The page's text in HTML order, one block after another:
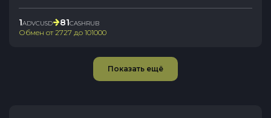
1ADVCUSD 81CASHRUB
Обмен от2727 до 101000
Показать ещё